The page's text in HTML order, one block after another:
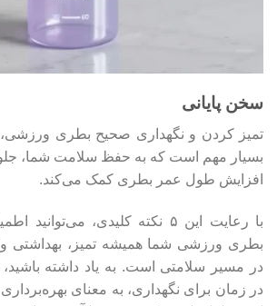
سخن پایانی
تمیز کردن و نگهداری صحیح بطری
بسیار مهم است که به حفظ سلامت شما،
افزایش طول عمر بطری کمک می‌کند.
با رعایت این ۵ نکته کلیدی،
بطری ورزشی شما همیشه تمیز، بهداشتی و
در مسیر سلامتی است. به یاد داشته
در زمان برای نگهداری، به معنای